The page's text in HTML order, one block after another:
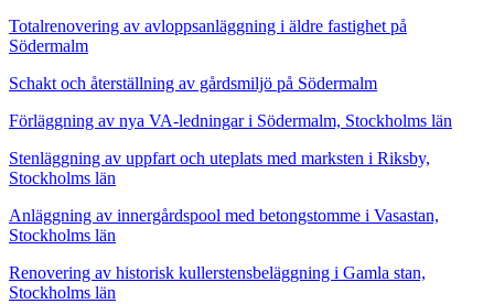
Totalrenovering av avloppsanläggning i äldre fastighet på
Södermalm
Schakt och återställning av gårdsmiljö på Södermalm
Förläggning av nya VA-ledningar i Södermalm, Stockholms län
Stenläggning av uppfart och uteplats med marksten i Riksby,
Stockholms län
Anläggning av innergårdspool med betongstomme i Vasastan,
Stockholms län
Renovering av historisk kullerstensbeläggning i Gamla stan,
Stockholms län